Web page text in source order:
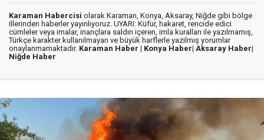
Karaman Habercisi olarak Karaman, Konya, Aksaray, Niğde gibi bölge
illerinden haberler yayınlıyoruz. UYARI: Küfür, hakaret, rencide edici
cümleler veya imalar, inançlara saldırı içeren, imla kuralları ile yazılmamış,
Türkçe karakter kullanılmayan ve büyük harflerle yazılmış yorumlar
onaylanmamaktadır. Karaman Haber | Konya Haber| Aksaray Haber|
Niğde Haber